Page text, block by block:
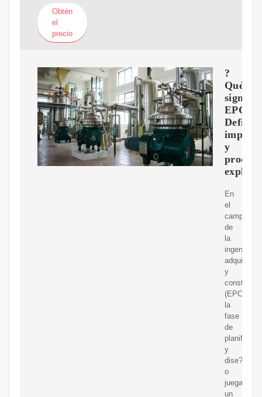
Obtén
el
precio
?
Qué
EPC?
y
proceso
En
el
campo
de
la
ingeniería,
y
(EPC),
la
fase
de
y
dise?
o
juega
un